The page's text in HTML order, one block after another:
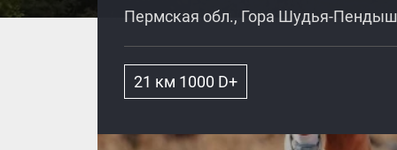
Пермская обл., Гора Шудья-Пендыш
21 км 1000 D+